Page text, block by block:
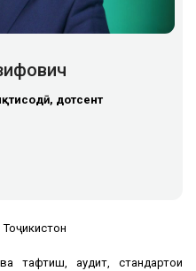
дотсент
тафтиш, аудит, стандартҳои